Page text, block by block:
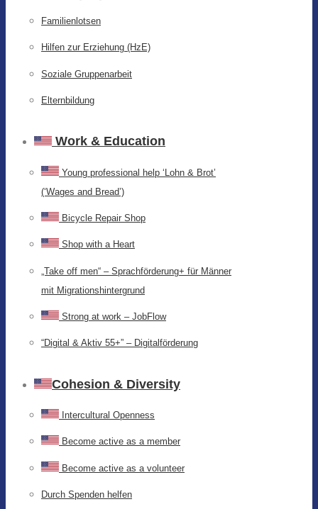
Familienlotsen
Hilfen zur Erziehung (HzE)
Soziale Gruppenarbeit
Elternbildung
Work & Education
Young professional help ‘Lohn & Brot’
(‘Wages and Bread’)
Bicycle Repair Shop
Shop with a Heart
„Take off men“ – Sprachförderung+ für Männer
mit Migrationshintergrund
Strong at work – JobFlow
“Digital & Aktiv 55+” – Digitalförderung
Cohesion & Diversity
Intercultural Openness
Become active as a member
Become active as a volunteer
Durch Spenden helfen